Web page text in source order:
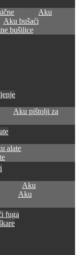
Aku
Aku bušaći
bušilice
Aku pištolji za
alate
Aku
Aku
fuga